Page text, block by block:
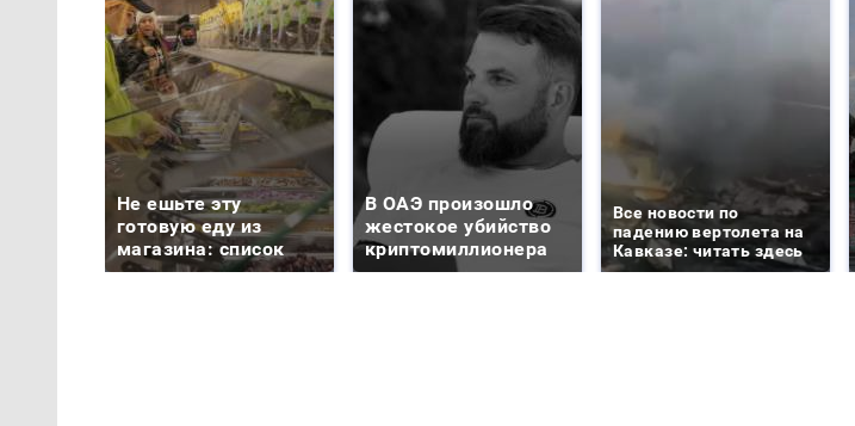
Не ешьте эту
готовую еду из
магазина: список
В ОАЭ произошло
жестокое убийство
криптомиллионера
Все новости по
падению вертолета на
Кавказе: читать здесь